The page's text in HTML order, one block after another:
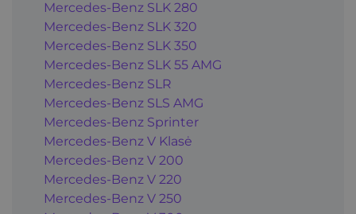
Mercedes-Benz SLK 280
Mercedes-Benz SLK 320
Mercedes-Benz SLK 350
Mercedes-Benz SLK 55 AMG
Mercedes-Benz SLR
Mercedes-Benz SLS AMG
Mercedes-Benz Sprinter
Mercedes-Benz V Klasė
Mercedes-Benz V 200
Mercedes-Benz V 220
Mercedes-Benz V 250